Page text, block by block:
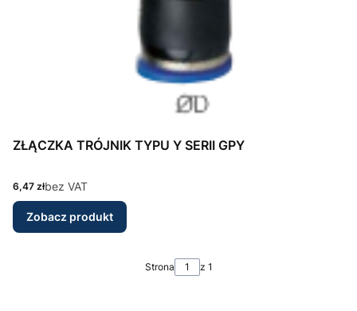
ZŁĄCZKA TRÓJNIK TYPU Y SERII GPY
Cena
6,47 złbez VAT
Zobacz produkt
Strona z 1